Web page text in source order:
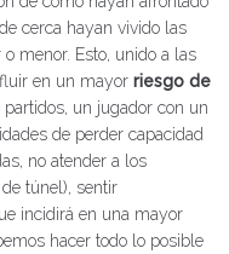
cerca hayan vivido las
menor. Esto, unido a las
en un mayor riesgo de
un jugador con un
de perder capacidad
no atender a los
túnel), sentir
incidirá en una mayor
hacer todo lo posible